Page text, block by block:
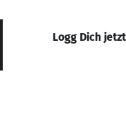
Logg Dich